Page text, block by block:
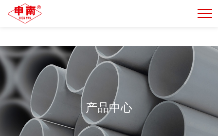
正规的买球网站
产品中心
产品中心